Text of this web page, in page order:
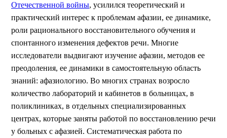
Отечественной войны, усилился теоретический и
практический интерес к проблемам афазии, ее динамике,
роли рационального восстановительного обучения и
спонтанного изменения дефектов речи. Многие
исследователи выдвигают изучение афазии, методов ее
преодоления, ее динамики в самостоятельную область
знаний: афазиологию. Во многих странах возросло
количество лабораторий и кабинетов в больницах, в
поликлиниках, в отдельных специализированных
центрах, которые заняты работой по восстановлению речи
у больных с афазией. Систематическая работа по